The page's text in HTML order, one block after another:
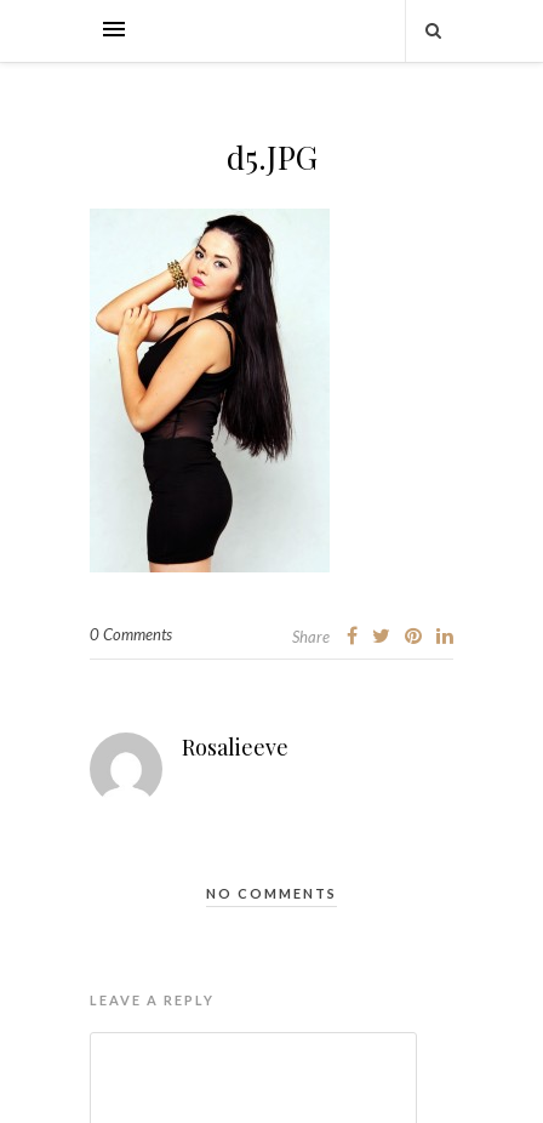
d5.JPG
0 Comments Share
Rosalieeve
NO COMMENTS
LEAVE A REPLY